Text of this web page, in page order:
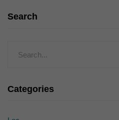
Search
Categories